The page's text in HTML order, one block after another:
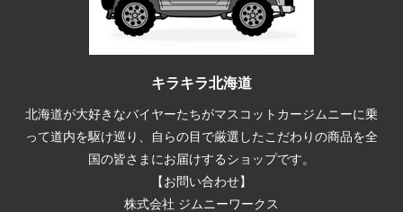
キラキラ北海道
北海道が大好きなバイヤーたちがマスコットカージムニーに乗
って道内を駆け巡り、自らの目で厳選したこだわりの商品を全
国の皆さまにお届けするショップです。
【お問い合わせ】
株式会社 ジムニーワークス